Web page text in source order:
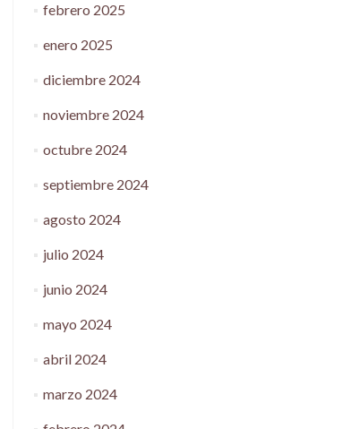
febrero 2025
enero 2025
diciembre 2024
noviembre 2024
octubre 2024
septiembre 2024
agosto 2024
julio 2024
junio 2024
mayo 2024
abril 2024
marzo 2024